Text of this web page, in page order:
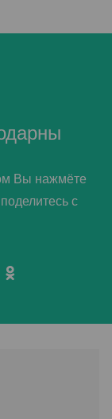
Вы нажмёте
с